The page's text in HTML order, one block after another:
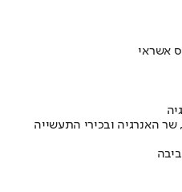
האנרגיה ובכירי התעשייה